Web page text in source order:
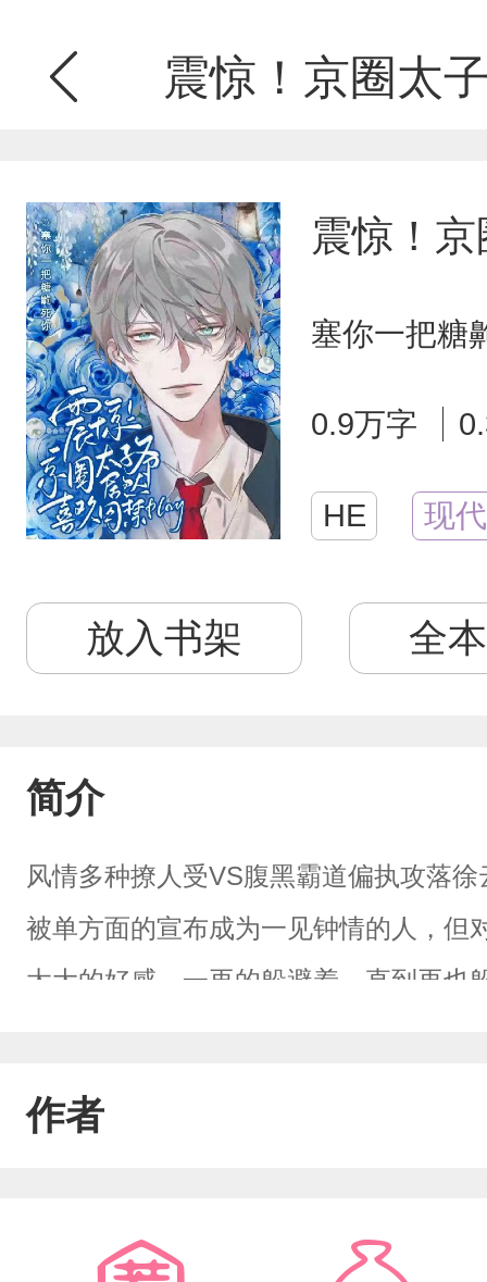
震惊！京圈太
震惊！
塞你一把糖
0.9万字
HE 现代
放入书架 全
简介
风情多种撩人受VS腹黑霸道偏执攻落
被单方面的宣布成为一见钟情的人，但
太大的好感，一再的躲避着，直到再也
他，轻声在落徐云耳边暧昧说道:“不能
作者